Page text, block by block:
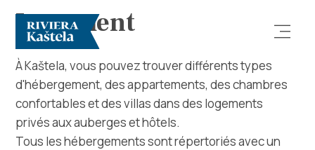
Logement
À Kaštela, vous pouvez trouver différents types
d'hébergement, des appartements, des chambres
confortables et des villas dans des logements
privés aux auberges et hôtels.
Tous les hébergements sont répertoriés avec un